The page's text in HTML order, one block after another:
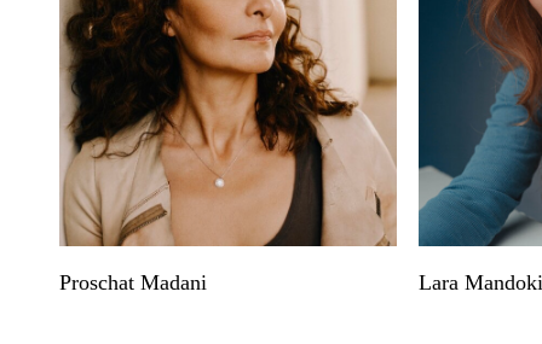
Proschat Madani Lara Mandoki